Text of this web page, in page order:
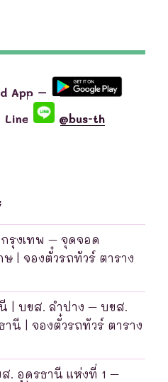
App –
Line
@bus-th
รุงเทพ – จุดจอด
| จองตั๋วรถทัวร์ ตาราง
| บขส. ลำปาง – บขส.
นี | จองตั๋วรถทัวร์ ตาราง
. อุดรธานี แห่งที่ 1 –